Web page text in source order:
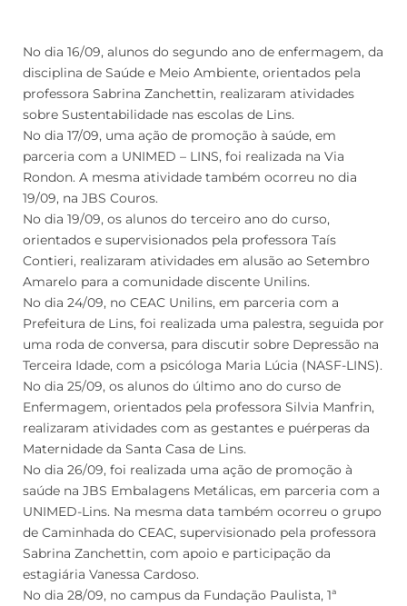
No dia 16/09, alunos do segundo ano de enfermagem, da
disciplina de Saúde e Meio Ambiente, orientados pela
professora Sabrina Zanchettin, realizaram atividades
sobre Sustentabilidade nas escolas de Lins.
No dia 17/09, uma ação de promoção à saúde, em
parceria com a UNIMED – LINS, foi realizada na Via
Rondon. A mesma atividade também ocorreu no dia
19/09, na JBS Couros.
No dia 19/09, os alunos do terceiro ano do curso,
orientados e supervisionados pela professora Taís
Contieri, realizaram atividades em alusão ao Setembro
Amarelo para a comunidade discente Unilins.
No dia 24/09, no CEAC Unilins, em parceria com a
Prefeitura de Lins, foi realizada uma palestra, seguida por
uma roda de conversa, para discutir sobre Depressão na
Terceira Idade, com a psicóloga Maria Lúcia (NASF-LINS).
No dia 25/09, os alunos do último ano do curso de
Enfermagem, orientados pela professora Silvia Manfrin,
realizaram atividades com as gestantes e puérperas da
Maternidade da Santa Casa de Lins.
No dia 26/09, foi realizada uma ação de promoção à
saúde na JBS Embalagens Metálicas, em parceria com a
UNIMED-Lins. Na mesma data também ocorreu o grupo
de Caminhada do CEAC, supervisionado pela professora
Sabrina Zanchettin, com apoio e participação da
estagiária Vanessa Cardoso.
No dia 28/09, no campus da Fundação Paulista, 1ª